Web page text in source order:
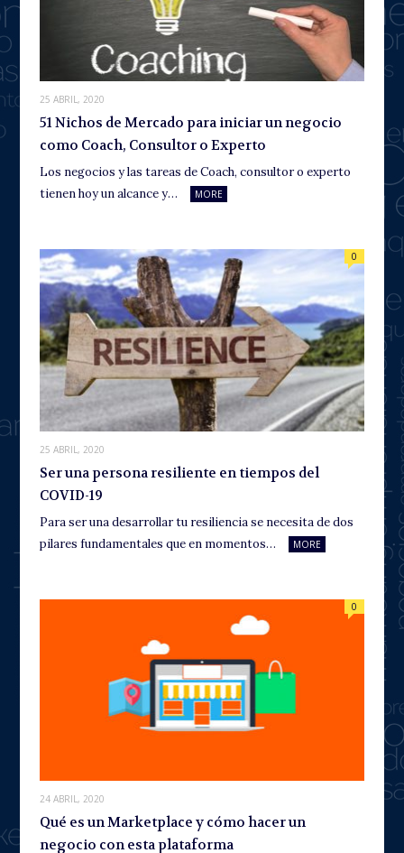
25 ABRIL, 2020
51 Nichos de Mercado para iniciar un negocio
como Coach, Consultor o Experto
Los negocios y las tareas de Coach, consultor o experto
tienen hoy un alcance y…
MORE
25 ABRIL, 2020
0
Ser una persona resiliente en tiempos del
COVID-19
Para ser una desarrollar tu resiliencia se necesita de dos
pilares fundamentales que en momentos…
MORE
24 ABRIL, 2020
0
Qué es un Marketplace y cómo hacer un
negocio con esta plataforma